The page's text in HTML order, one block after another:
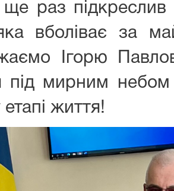
раз підкреслив
вболіває за
Ігорю
під мирним небом
життя!